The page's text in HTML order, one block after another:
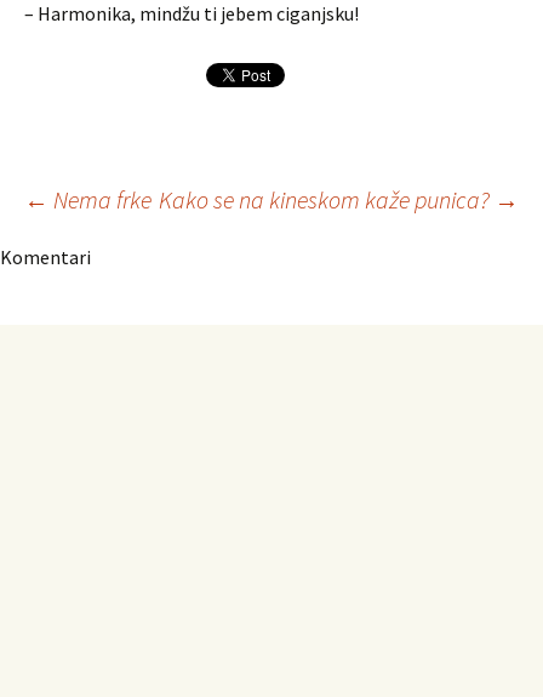
– Harmonika, mindžu ti jebem ciganjsku!
Navigacija
← Nema frke Kako se na kineskom kaže punica? →
Komentari